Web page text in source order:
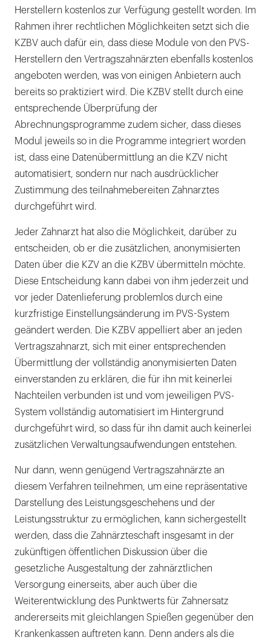
Herstellern kostenlos zur Verfügung gestellt worden. Im
Rahmen ihrer rechtlichen Möglichkeiten setzt sich die
KZBV auch dafür ein, dass diese Module von den PVS-
Herstellern den Vertragszahnärzten ebenfalls kostenlos
angeboten werden, was von einigen Anbietern auch
bereits so praktiziert wird. Die KZBV stellt durch eine
entsprechende Überprüfung der
Abrechnungsprogramme zudem sicher, dass dieses
Modul jeweils so in die Programme integriert worden
ist, dass eine Datenübermittlung an die KZV nicht
automatisiert, sondern nur nach ausdrücklicher
Zustimmung des teilnahmebereiten Zahnarztes
durchgeführt wird.
Jeder Zahnarzt hat also die Möglichkeit, darüber zu
entscheiden, ob er die zusätzlichen, anonymisierten
Daten über die KZV an die KZBV übermitteln möchte.
Diese Entscheidung kann dabei von ihm jederzeit und
vor jeder Datenlieferung problemlos durch eine
kurzfristige Einstellungsänderung im PVS-System
geändert werden. Die KZBV appelliert aber an jeden
Vertragszahnarzt, sich mit einer entsprechenden
Übermittlung der vollständig anonymisierten Daten
einverstanden zu erklären, die für ihn mit keinerlei
Nachteilen verbunden ist und vom jeweiligen PVS-
System vollständig automatisiert im Hintergrund
durchgeführt wird, so dass für ihn damit auch keinerlei
zusätzlichen Verwaltungsaufwendungen entstehen.
Nur dann, wenn genügend Vertragszahnärzte an
diesem Verfahren teilnehmen, um eine repräsentative
Darstellung des Leistungsgeschehens und der
Leistungsstruktur zu ermöglichen, kann sichergestellt
werden, dass die Zahnärzteschaft insgesamt in der
zukünftigen öffentlichen Diskussion über die
gesetzliche Ausgestaltung der zahnärztlichen
Versorgung einerseits, aber auch über die
Weiterentwicklung des Punktwerts für Zahnersatz
andererseits mit gleichlangen Spießen gegenüber den
Krankenkassen auftreten kann. Denn anders als die